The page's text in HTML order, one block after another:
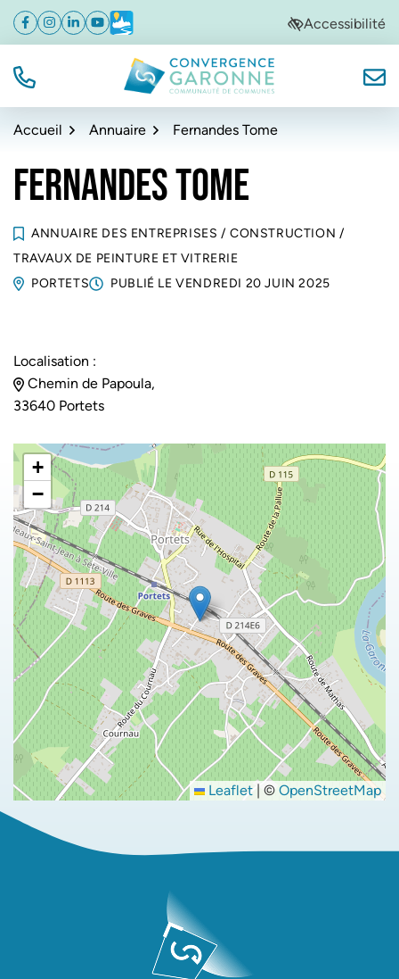
Aller
navigation
Aller
au
Aller
au
de
Facebook
(ouverture dans un nouvel onglet)
Instagram
(ouverture dans un nouvel onglet)
Linkedin
(ouverture dans un nouvel onglet)
YouTube
(ouverture dans un nouvel onglet)
Météo
(ouverture dans un nouvel onglet)Accessibilité
TÉL. Convergence Garonne
Accueil Annuaire Fernandes Tome
FERNANDES TOME
ANNUAIRE DES ENTREPRISES / CONSTRUCTION /
TRAVAUX DE PEINTURE ET VITRERIE
PORTETS
PUBLIÉ LEVENDREDI 20 JUIN 2025
Localisation :
Chemin de Papoula,
33640 Portets
+
−
Leaflet | © OpenStreetMap